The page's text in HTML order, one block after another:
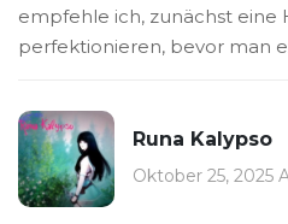
empfehle ich, zunächst
perfektionieren, bevor man
Runa Kalypso
Oktober 25, 2025